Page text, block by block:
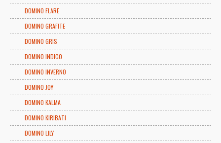
DOMINO FLARE
DOMINO GRAFITE
DOMINO GRIS
DOMINO INDIGO
DOMINO INVERNO
DOMINO JOY
DOMINO KALMA
DOMINO KIRIBATI
DOMINO LILY